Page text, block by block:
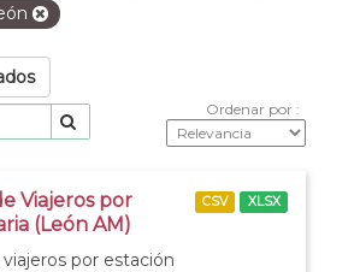
Ordenar por
Viajeros por
(León AM)
por estación
CSV XLSX